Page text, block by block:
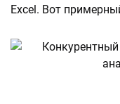
Excel. Вот